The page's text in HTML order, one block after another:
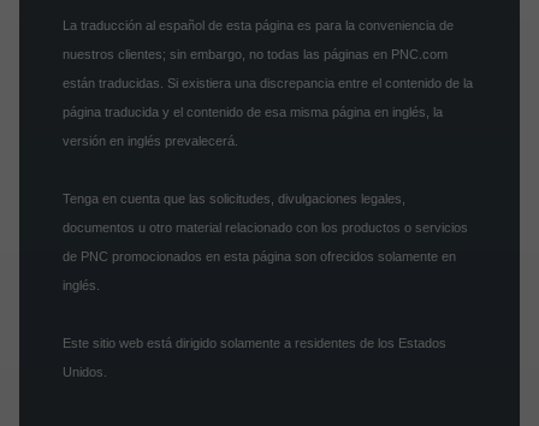
La traducción al español de esta página es para la conveniencia de
nuestros clientes; sin embargo, no todas las páginas en PNC.com
están traducidas. Si existiera una discrepancia entre el contenido de la
página traducida y el contenido de esa misma página en inglés, la
versión en inglés prevalecerá.
Tenga en cuenta que las solicitudes, divulgaciones legales,
documentos u otro material relacionado con los productos o servicios
de PNC promocionados en esta página son ofrecidos solamente en
inglés.
Este sitio web está dirigido solamente a residentes de los Estados
Unidos.